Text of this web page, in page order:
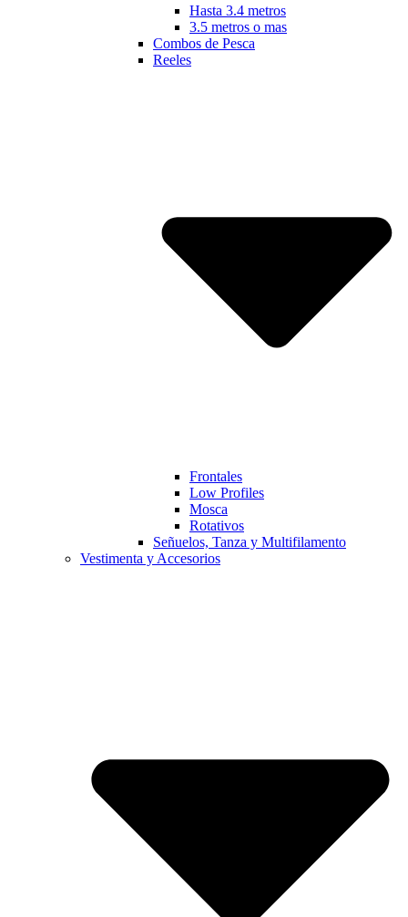
Hasta 3.4 metros
3.5 metros o mas
Combos de Pesca
Reeles
Frontales
Low Profiles
Mosca
Rotativos
Señuelos, Tanza y Multifilamento
Vestimenta y Accesorios